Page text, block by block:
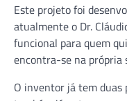
Este projeto foi
atualmente o Dr.
funcional para quem
encontra-se na própria
O inventor já tem duas